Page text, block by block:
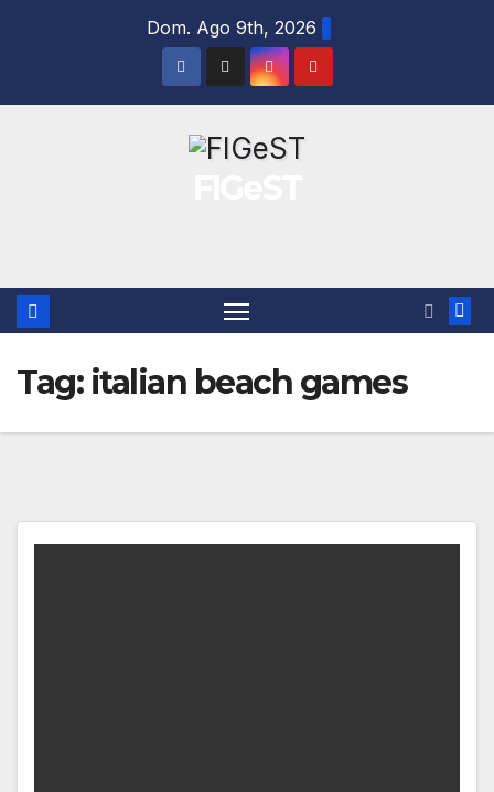
Dom. Ago 9th, 2026
Tag: italian beach games